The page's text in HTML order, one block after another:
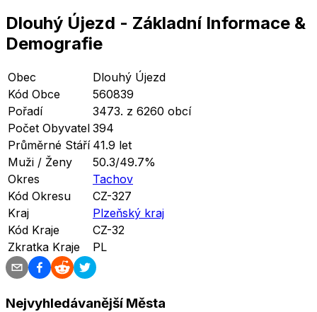
Dlouhý Újezd - Základní Informace &
Demografie
Obec
Dlouhý Újezd
Kód Obce
560839
Pořadí
3473. z 6260 obcí
Počet Obyvatel 394
Průměrné Stáří 41.9 let
Muži / Ženy
50.3/49.7%
Okres
Tachov
Kód Okresu
CZ-327
Kraj
Plzeňský kraj
Kód Kraje
CZ-32
Zkratka Kraje
PL
Nejvyhledávanější Města